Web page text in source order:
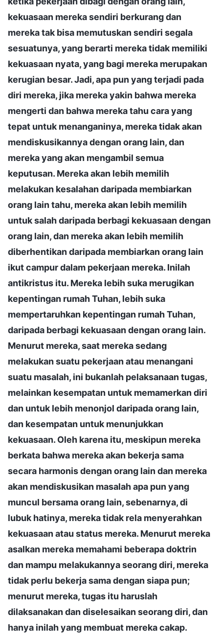
kekuasaan mereka sendiri berkurang dan
mereka tak bisa memutuskan sendiri segala
sesuatunya, yang berarti mereka tidak memiliki
kekuasaan nyata, yang bagi mereka merupakan
kerugian besar. Jadi, apa pun yang terjadi pada
diri mereka, jika mereka yakin bahwa mereka
mengerti dan bahwa mereka tahu cara yang
tepat untuk menanganinya, mereka tidak akan
mendiskusikannya dengan orang lain, dan
mereka yang akan mengambil semua
keputusan. Mereka akan lebih memilih
melakukan kesalahan daripada membiarkan
orang lain tahu, mereka akan lebih memilih
untuk salah daripada berbagi kekuasaan dengan
orang lain, dan mereka akan lebih memilih
diberhentikan daripada membiarkan orang lain
ikut campur dalam pekerjaan mereka. Inilah
antikristus itu. Mereka lebih suka merugikan
kepentingan rumah Tuhan, lebih suka
mempertaruhkan kepentingan rumah Tuhan,
daripada berbagi kekuasaan dengan orang lain.
Menurut mereka, saat mereka sedang
melakukan suatu pekerjaan atau menangani
suatu masalah, ini bukanlah pelaksanaan tugas,
melainkan kesempatan untuk memamerkan diri
dan untuk lebih menonjol daripada orang lain,
dan kesempatan untuk menunjukkan
kekuasaan. Oleh karena itu, meskipun mereka
berkata bahwa mereka akan bekerja sama
secara harmonis dengan orang lain dan mereka
akan mendiskusikan masalah apa pun yang
muncul bersama orang lain, sebenarnya, di
lubuk hatinya, mereka tidak rela menyerahkan
kekuasaan atau status mereka. Menurut mereka
asalkan mereka memahami beberapa doktrin
dan mampu melakukannya seorang diri, mereka
tidak perlu bekerja sama dengan siapa pun;
menurut mereka, tugas itu haruslah
dilaksanakan dan diselesaikan seorang diri, dan
hanya inilah yang membuat mereka cakap.